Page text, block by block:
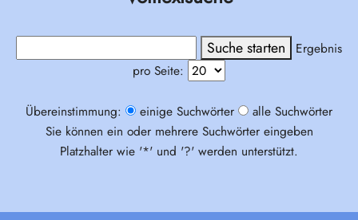
Ergebnis
pro Seite:
Übereinstimmung: einige Suchwörter
alle Suchwörter
Sie können ein oder mehrere Suchwörter eingeben
Platzhalter wie '*' und '?' werden unterstützt.